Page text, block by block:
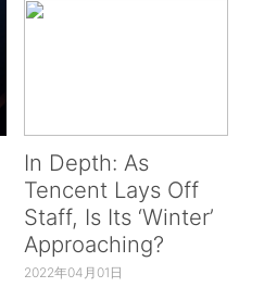
In Depth: As
Tencent Lays Off
Staff, Is Its ‘Winter’
Approaching?
2022年04月01日